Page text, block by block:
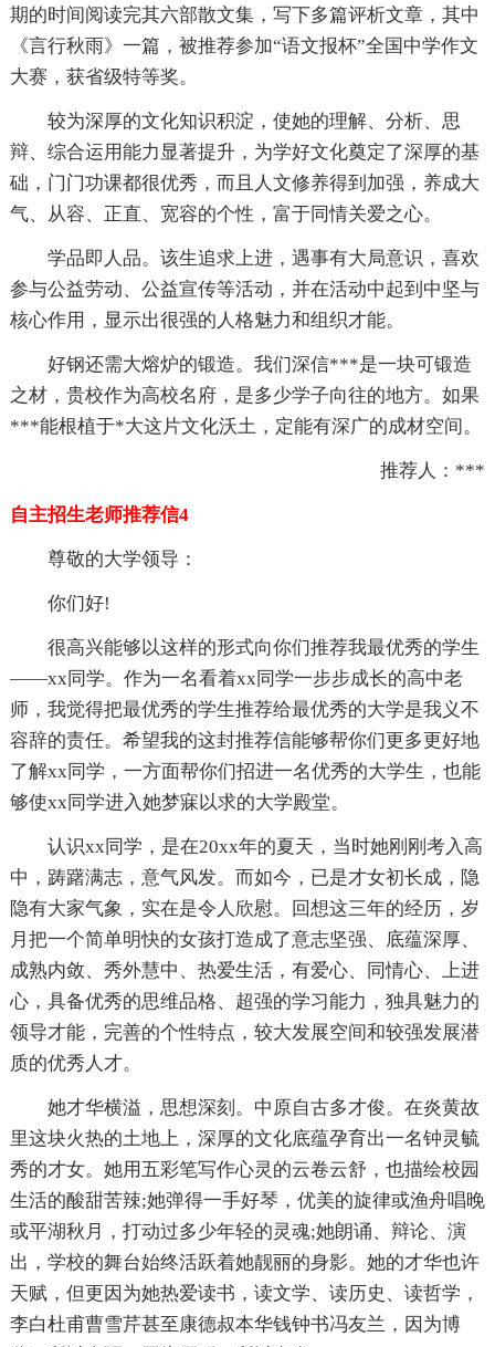
期的时间阅读完其六部散文集，写下多篇评析文章，其中
《言行秋雨》一篇，被推荐参加“语文报杯”全国中学作文
大赛，获省级特等奖。
较为深厚的文化知识积淀，使她的理解、分析、思
辩、综合运用能力显著提升，为学好文化奠定了深厚的基
础，门门功课都很优秀，而且人文修养得到加强，养成大
气、从容、正直、宽容的个性，富于同情关爱之心。
学品即人品。该生追求上进，遇事有大局意识，喜欢
参与公益劳动、公益宣传等活动，并在活动中起到中坚与
核心作用，显示出很强的人格魅力和组织才能。
好钢还需大熔炉的锻造。我们深信***是一块可锻造
之材，贵校作为高校名府，是多少学子向往的地方。如果
***能根植于*大这片文化沃土，定能有深广的成材空间。
推荐人：***
自主招生老师推荐信4
尊敬的大学领导：
你们好!
很高兴能够以这样的形式向你们推荐我最优秀的学生
——xx同学。作为一名看着xx同学一步步成长的高中老
师，我觉得把最优秀的学生推荐给最优秀的大学是我义不
容辞的责任。希望我的这封推荐信能够帮你们更多更好地
了解xx同学，一方面帮你们招进一名优秀的大学生，也能
够使xx同学进入她梦寐以求的大学殿堂。
认识xx同学，是在20xx年的夏天，当时她刚刚考入高
中，踌躇满志，意气风发。而如今，已是才女初长成，隐
隐有大家气象，实在是令人欣慰。回想这三年的经历，岁
月把一个简单明快的女孩打造成了意志坚强、底蕴深厚、
成熟内敛、秀外慧中、热爱生活，有爱心、同情心、上进
心，具备优秀的思维品格、超强的学习能力，独具魅力的
领导才能，完善的个性特点，较大发展空间和较强发展潜
质的优秀人才。
她才华横溢，思想深刻。中原自古多才俊。在炎黄故
里这块火热的土地上，深厚的文化底蕴孕育出一名钟灵毓
秀的才女。她用五彩笔写作心灵的云卷云舒，也描绘校园
生活的酸甜苦辣;她弹得一手好琴，优美的旋律或渔舟唱晚
或平湖秋月，打动过多少年轻的灵魂;她朗诵、辩论、演
出，学校的舞台始终活跃着她靓丽的身影。她的才华也许
天赋，但更因为她热爱读书，读文学、读历史、读哲学，
李白杜甫曹雪芹甚至康德叔本华钱钟书冯友兰，因为博